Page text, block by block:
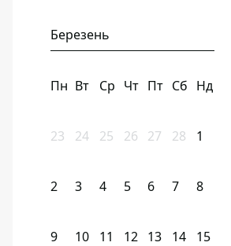
Березень
Пн Вт Ср Чт Пт Сб Нд
23 24 25 26 27 28 1
2 3 4 5 6 7 8
9 10 11 12 13 14 15